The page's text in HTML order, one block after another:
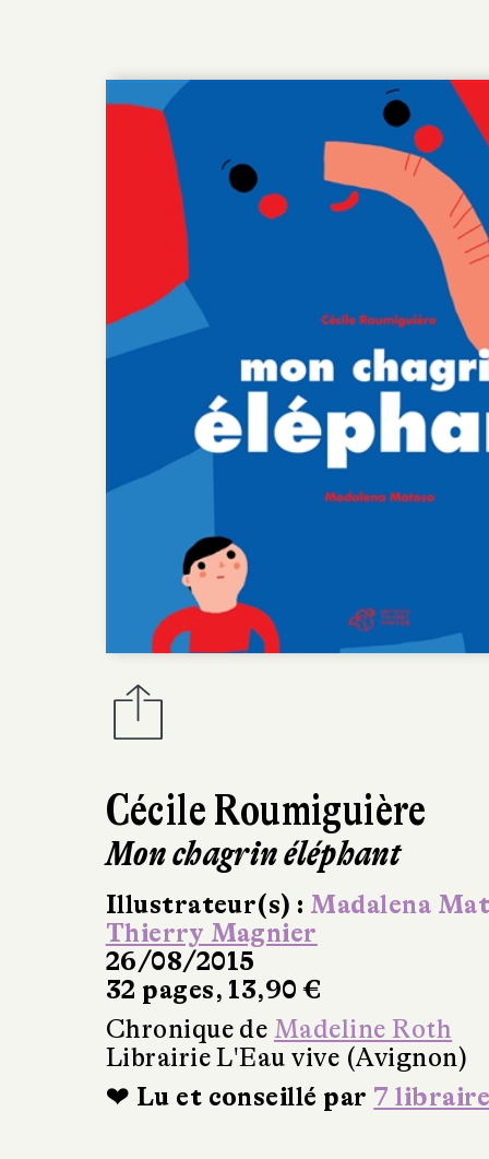
Cécile Roumiguière
Mon chagrin éléphant
Illustrateur(s) : Madalena
Thierry Magnier
26/08/2015
32 pages, 13,90 €
Chronique de Madeline Roth
Librairie L'Eau vive (Avignon)
❤ Lu et conseillé par 7